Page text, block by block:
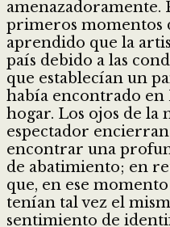
amenazadoramente.
primeros momentos
aprendido que la
país debido a las
que establecían un
había encontrado en
hogar. Los ojos de la
espectador
encontrar una
de abatimiento; en
que, en ese
tenían tal vez el
sentimiento de